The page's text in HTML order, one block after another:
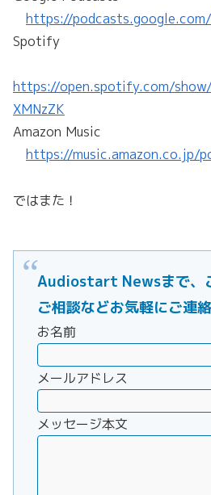
https://
Spotify
https://open.spotify.com/show/
XMNzZK
Amazon Music
https://music.amazon.co.jp/
ではまた！
Audiostart Newsまで、
ご相談などお気軽にご連絡
お名前
メールアドレス
メッセージ本文